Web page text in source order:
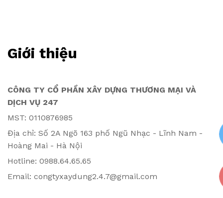
Giới thiệu
CÔNG TY CỔ PHẦN XÂY DỰNG THƯƠNG MẠI VÀ
DỊCH VỤ 247
MST: 0110876985
Địa chỉ: Số 2A Ngõ 163 phố Ngũ Nhạc - Lĩnh Nam -
Hoàng Mai - Hà Nội
Hotline: 0988.64.65.65
Email: congtyxaydung2.4.7@gmail.com